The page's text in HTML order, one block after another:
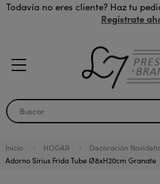
Todavía no eres cliente? Haz tu
Regístrate
Inicio HOGAR
Decoración
Adorno Sirius Frida Tube Ø8xH20cm Granate